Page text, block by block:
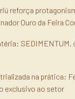
reforça
Ouro da Feira
SEDIMENTUM,
na prática:
exclusivo ao setor